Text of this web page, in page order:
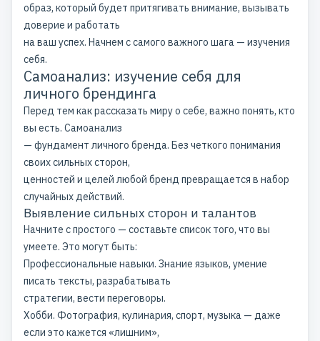
образ, который будет притягивать внимание, вызывать
доверие и работать
на ваш успех. Начнем с самого важного шага — изучения
себя.
Самоанализ: изучение себя для
личного брендинга
Перед тем как рассказать миру о себе, важно понять, кто
вы есть. Самоанализ
— фундамент личного бренда. Без четкого понимания
своих сильных сторон,
ценностей и целей любой бренд превращается в набор
случайных действий.
Выявление сильных сторон и талантов
Начните с простого — составьте список того, что вы
умеете. Это могут быть:
Профессиональные навыки. Знание языков, умение
писать тексты, разрабатывать
стратегии, вести переговоры.
Хобби. Фотография, кулинария, спорт, музыка — даже
если это кажется «лишним»,